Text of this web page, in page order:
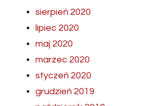
sierpień 2020
lipiec 2020
maj 2020
marzec 2020
styczeń 2020
grudzień 2019